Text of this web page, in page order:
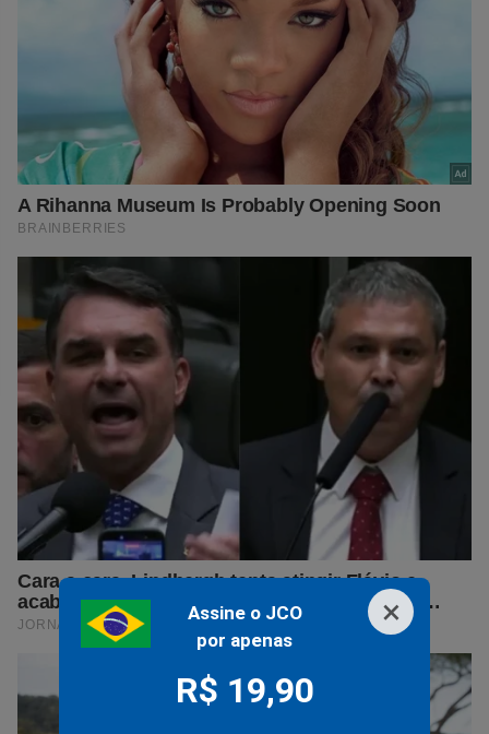
×
Assine o JCO
por apenas
R$ 19,90